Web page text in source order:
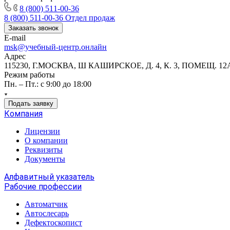
8 (800) 511-00-36
8 (800) 511-00-36 Отдел продаж
Заказать звонок
E-mail
msk@учебный-центр.онлайн
Адрес
115230, Г.МОСКВА, Ш КАШИРСКОЕ, Д. 4, К. 3, ПОМЕЩ.
Режим работы
Пн. – Пт.: с 9:00 до 18:00
Подать заявку
Компания
Лицензии
О компании
Реквизиты
Документы
Алфавитный указатель
Рабочие профессии
Автоматчик
Автослесарь
Дефектоскопист